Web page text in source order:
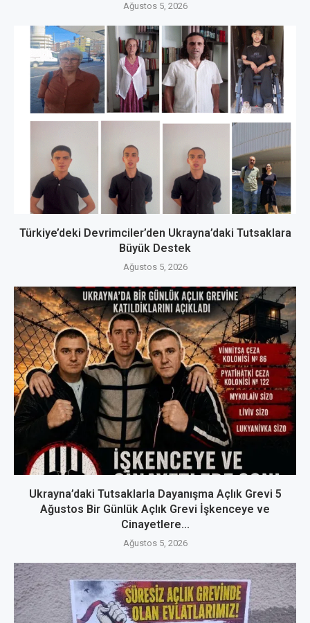
Ağustos 5, 2026
Türkiye’deki Devrimciler’den Ukrayna’daki Tutsaklara
Büyük Destek
Ağustos 5, 2026
Ukrayna’daki Tutsaklarla Dayanışma Açlık Grevi 5
Ağustos Bir Günlük Açlık Grevi İşkenceye ve
Cinayetlere...
Ağustos 5, 2026